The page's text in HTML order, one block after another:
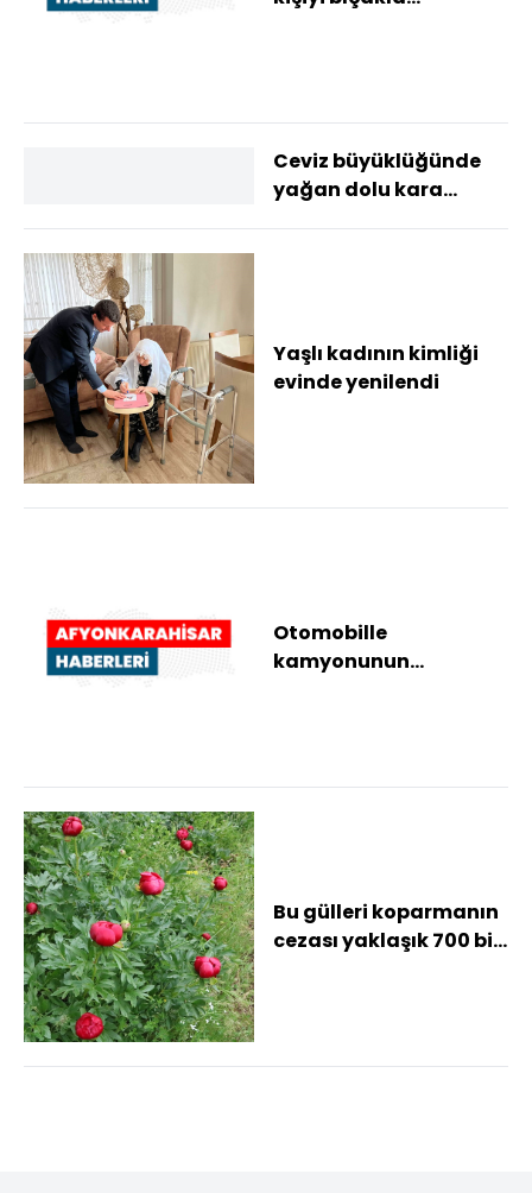
Ceviz büyüklüğünde
yağan dolu kara
Yaşlı kadının kimliği
evinde yenilendi
Otomobille
kamyonunun
Bu gülleri koparmanın
cezası yaklaşık 700 bin